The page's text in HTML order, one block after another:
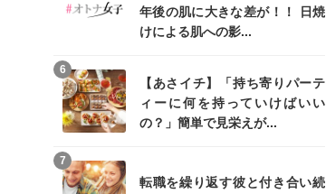
年後の肌に大きな差が！！ 日焼
けによる肌への影...
【あさイチ】「持ち寄りパーテ
ィーに何を持っていけばいい
の？」簡単で見栄えが...
6
転職を繰り返す彼と付き合い続
7